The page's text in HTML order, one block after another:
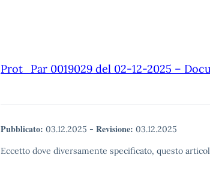
Prot_Par 0019029 del 02-12-2025 –
Pubblicato: 03.12.2025 - Revisione: 03.12.2025
Eccetto dove diversamente specificato, questo